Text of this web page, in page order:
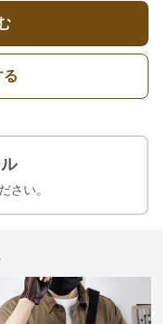
る
さい。